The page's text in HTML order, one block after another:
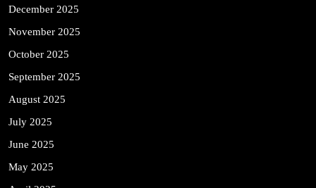
December 2025
November 2025
October 2025
September 2025
August 2025
July 2025
June 2025
May 2025